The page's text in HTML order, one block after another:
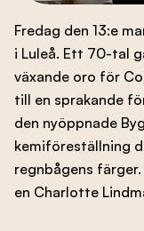
Branschens
Kontakta oss
Besök nbf.se
Fredag den 13:e
i Luleå. Ett 70-tal
växande oro för
till en sprakande
den nyöppnade
kemiföreställning
regnbågens
en Charlotte